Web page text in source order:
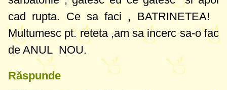
cad rupta. Ce sa faci , BATRINETEA!
Multumesc pt. reteta ,am sa incerc sa-o fac
de ANUL NOU.
Răspunde